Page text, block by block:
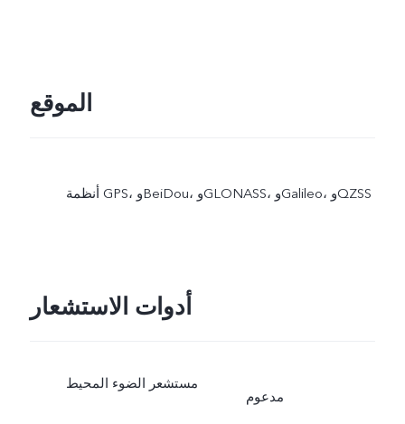
الموقع
أنظمة GPS، وBeiDou، وGLONASS، وGalileo، وQZSS
أدوات الاستشعار
مستشعر الضوء المحيط
مدعوم